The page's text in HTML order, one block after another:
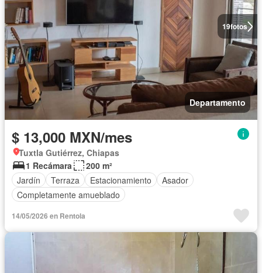
19fotos
Departamento
$ 13,000 MXN/mes
Tuxtla Gutiérrez, Chiapas
1 Recámara
200 m²
Jardín
Terraza Estacionamiento
Asador
Completamente amueblado
14/05/2026 en Rentola